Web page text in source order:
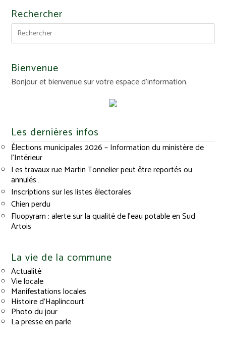
Rechercher
Bienvenue
Bonjour et bienvenue sur votre espace d'information.
Les dernières infos
Élections municipales 2026 – Information du ministère de
l’Intérieur
Les travaux rue Martin Tonnelier peut être reportés ou
annulés…
Inscriptions sur les listes électorales
Chien perdu
Fluopyram : alerte sur la qualité de l’eau potable en Sud
Artois
La vie de la commune
Actualité
Vie locale
Manifestations locales
Histoire d’Haplincourt
Photo du jour
La presse en parle